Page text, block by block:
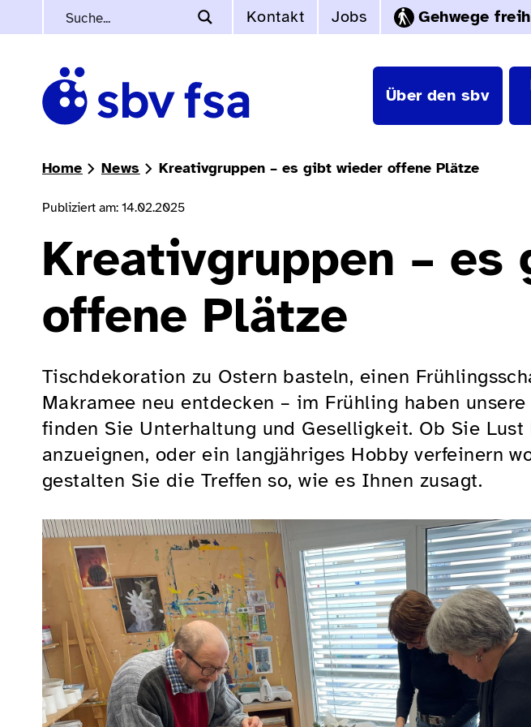
Kontakt Jobs Gehwege
Über den sbv
Home News Kreativgruppen – es gibt wieder offene Plätze
Publiziert am: 14.02.2025
Kreativgruppen – es
offene Plätze
Tischdekoration zu Ostern basteln, einen
Makramee neu entdecken – im Frühling haben
finden Sie Unterhaltung und Geselligkeit. Ob Sie
anzueignen, oder ein langjähriges Hobby verfeinern
gestalten Sie die Treffen so, wie es Ihnen zusagt.